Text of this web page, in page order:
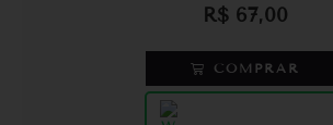
R$ 67,00
COMPRAR